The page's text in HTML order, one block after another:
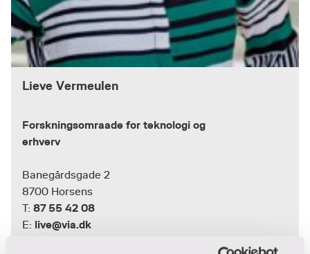
Lieve Vermeulen
Forskningsomraade for teknologi og
erhverv
Banegårdsgade 2
8700 Horsens
T: 87 55 42 08
E: live@via.dk